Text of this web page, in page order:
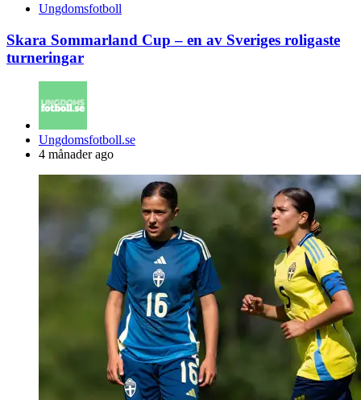
Ungdomsfotboll
Skara Sommarland Cup – en av Sveriges roligaste
turneringar
Posted
by
Ungdomsfotboll.se
4 månader ago